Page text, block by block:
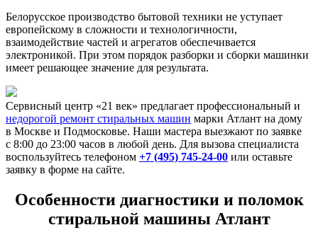
Белорусское производство бытовой техники не уступает
европейскому в сложности и технологичности,
взаимодействие частей и агрегатов обеспечивается
электроникой. При этом порядок разборки и сборки машинки
имеет решающее значение для результата.
Сервисный центр «21 век» предлагает профессиональный и
недорогой ремонт стиральных машин марки Атлант на дому
в Москве и Подмосковье. Наши мастера выезжают по заявке
с 8:00 до 23:00 часов в любой день. Для вызова специалиста
воспользуйтесь телефоном +7 (495) 745-24-00 или оставьте
заявку в форме на сайте.
Особенности диагностики и поломок
стиральной машины Атлант